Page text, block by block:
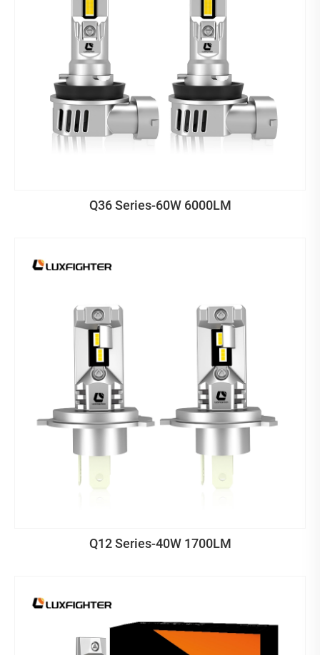
Q36 Series-60W 6000LM
Q12 Series-40W 1700LM